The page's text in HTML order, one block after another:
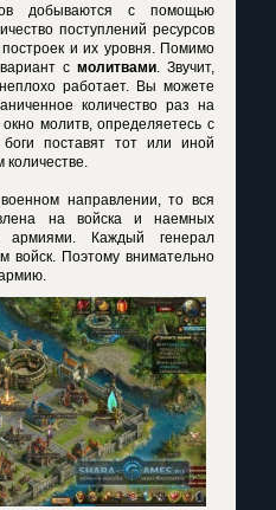
добываются с помощью
поступлений ресурсов
построек и их уровня. Помимо
вариант смолитвами . Звучит,
работает. Вы можете
количество раз на
молитв, определяетесь с
поставят тот или иной
направлении, то вся
на войска и наемных
армиями. Каждый генерал
войск. Поэтому внимательно